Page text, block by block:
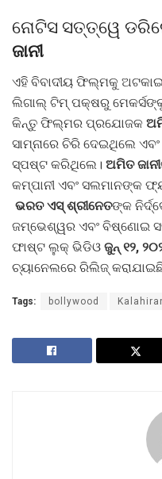
ନୋଟିସ ସତ୍ତ୍ୱେ
ଜାନୀ
ଏହି ବିବାଦୀୟ ଫିଲ୍ମକୁ
ଲିଗାଲ୍ ଟିମ୍ ପକ୍ଷରୁ
କିନ୍ତୁ ଫିଲ୍ମର ପ୍ରଯୋଜକ
ସାମ୍ନାରେ ଚିରି ଦେଇଥିଲେ
ସ୍ପଷ୍ଟ କରିଥିଲେ। ଅମିତ ଜାନୀ
କମ୍ପାନୀ ଏବଂ ସଲମାନଙ୍କ
ଭରତ ଏସ୍ ଶ୍ରୀନେତଙ୍କ
ଜମ୍ଭେଶ୍ୱର ଏବଂ ବିଷ୍ଣୋଇ
ଫାଷ୍ଟ ଲୁକ୍ ଭିଡିଓ ଜୁନ୍ ୧୨,
ଚ୍ୟାନେଲରେ ରିଲିଜ୍
Tags: bollywood